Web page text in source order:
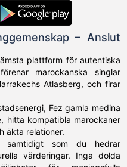
– Anslut
plattform för autentiska
marockanska singlar
Atlasberg, och firar
Fez gamla medina
hitta kompatibla marockaner
äkta relationer.
som du hedrar
värderingar. Inga dolda